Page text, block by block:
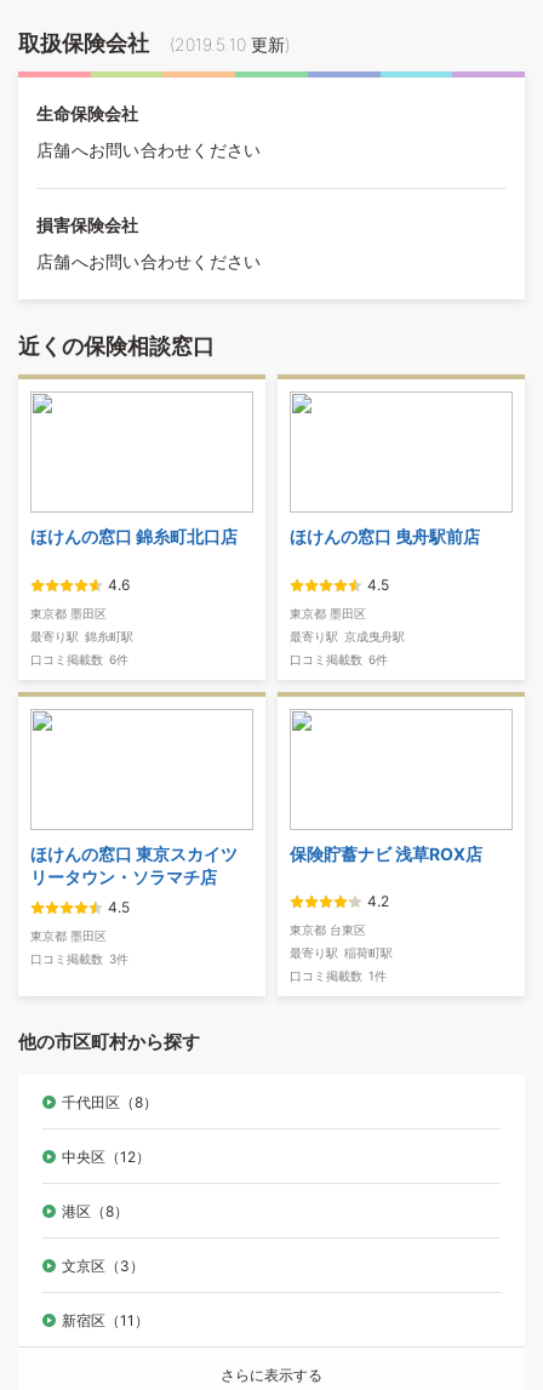
取扱保険会社 (2019.5.10 更新)
生命保険会社
店舗へお問い合わせください
損害保険会社
店舗へお問い合わせください
近くの保険相談窓口
ほけんの窓口 錦糸町北口店
4.6
東京都 墨田区
最寄り駅 錦糸町駅
口コミ掲載数 6件
ほけんの窓口 曳舟駅前店
4.5
東京都 墨田区
最寄り駅 京成曳舟駅
口コミ掲載数 6件
ほけんの窓口 東京スカイツ
リータウン・ソラマチ店
4.5
東京都 墨田区
口コミ掲載数 3件
保険貯蓄ナビ 浅草ROX店
4.2
東京都 台東区
最寄り駅 稲荷町駅
口コミ掲載数 1件
他の市区町村から探す
千代田区（8）
中央区（12）
港区（8）
文京区（3）
新宿区（11）
さらに表示する